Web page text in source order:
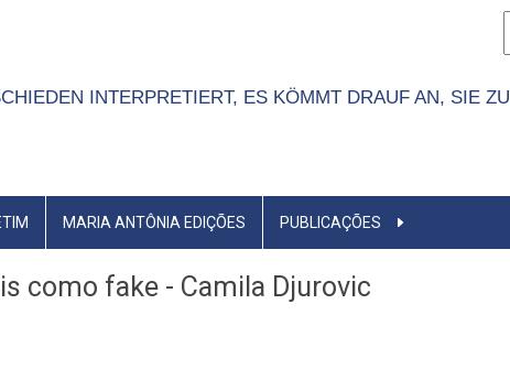
INTERPRETIERT, ES KÖMMT DRAUF AN, SIE ZU
MARIA ANTÔNIA EDIÇÕES PUBLICAÇÕES
como fake - Camila Djurovic